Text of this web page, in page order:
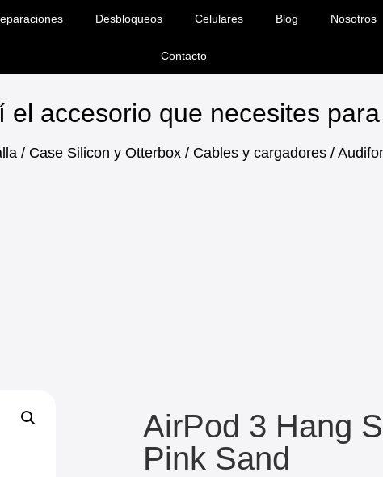
Desbloqueos Celulares Blog Nosotros
Contacto
el accesorio que necesites
/ Case Silicon y Otterbox / Cables y cargadores /
AirPod 3 Hang
Pink Sand